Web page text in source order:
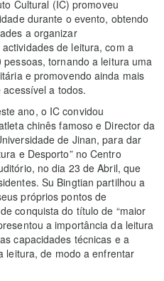
Cultural (IC) promoveu
durante o evento, obtendo
a organizar
de leitura, com a
tornando a leitura uma
e promovendo ainda mais
a todos.
ano, o IC convidou
chinês famoso e Director da
de Jinan, para dar
e Desporto” no Centro
no dia 23 de Abril, que
Su Bingtian partilhou a
próprios pontos de
conquista do título de “maior
a importância da leitura
capacidades técnicas e a
leitura, de modo a enfrentar